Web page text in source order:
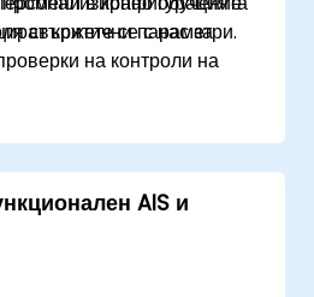
критични параметри.
на контроли на
одиторски доказателства и
одитни
свържете се с нас за
AIS и